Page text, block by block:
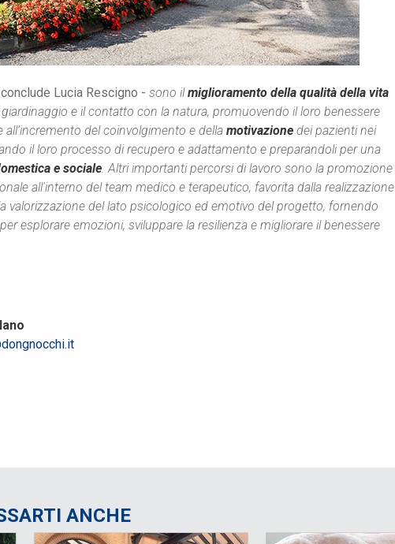
Lucia Rescigno - sono ilmiglioramento della qualità della vita
e il contatto con la natura, promuovendo il loro benessere
del coinvolgimento e della motivazione dei pazienti nei
il loro processo di recupero e adattamento e preparandoli per una
e sociale . Altri importanti percorsi di lavoro sono la promozione
all'interno del team medico e terapeutico, favorita dalla realizzazione
valorizzazione del lato psicologico ed emotivo del progetto, fornendo
per esplorare emozioni, sviluppare la resilienza e migliorare il benessere
ANCHE